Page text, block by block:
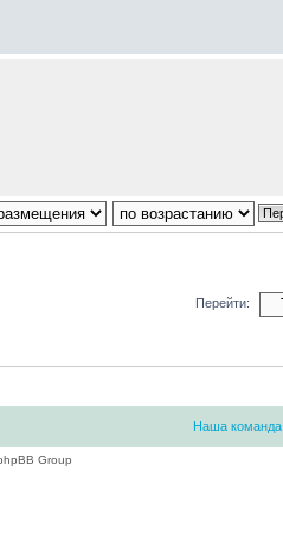
Перейти:
Наша команда
Group